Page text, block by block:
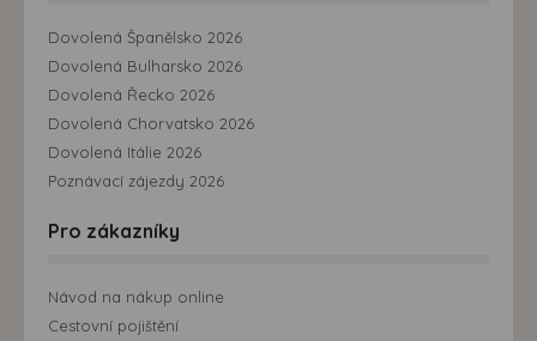
Dovolená Španělsko 2026
Dovolená Bulharsko 2026
Dovolená Řecko 2026
Dovolená Chorvatsko 2026
Dovolená Itálie 2026
Poznávací zájezdy 2026
Pro zákazníky
Návod na nákup online
Cestovní pojištění